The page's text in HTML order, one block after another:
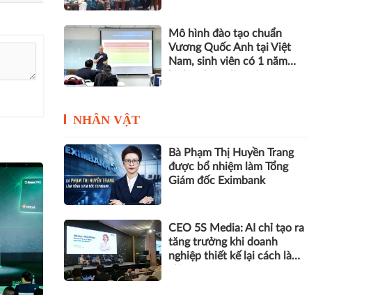
Mô hình đào tạo chuẩn
Vương Quốc Anh tại Việt
Nam, sinh viên có 1 năm
NHÂN VẬT
Bà Phạm Thị Huyền Trang
được bổ nhiệm làm Tổng
Giám đốc Eximbank
CEO 5S Media: AI chỉ tạo ra
tăng trưởng khi doanh
nghiệp thiết kế lại cách làm